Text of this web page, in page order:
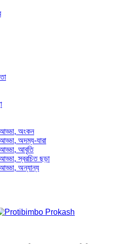
অংকন
অদম্য-যারা
আবৃতি
স্বরচিত ছড়া
অন্যান্য